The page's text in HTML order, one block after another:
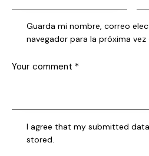
Guarda mi nombre, correo
navegador para la próxima
I agree that my submitted
stored.